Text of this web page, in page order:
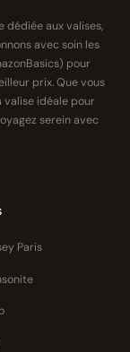
dédiée aux valises,
avec soin les
pour
prix. Que vous
valise idéale pour
serein avec
Paris